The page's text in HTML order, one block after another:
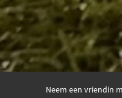
Neem een vriendin